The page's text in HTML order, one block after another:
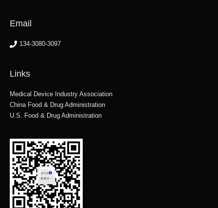
Email
134-3080-3097
Links
Medical Device Industry Association
China Food & Drug Administration
U.S. Food & Drug Administration